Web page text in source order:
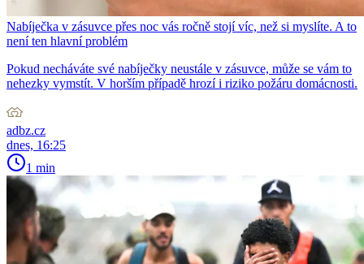
Nabíječka v zásuvce přes noc vás ročně stojí víc, než si myslíte. A to
není ten hlavní problém
Pokud necháváte své nabíječky neustále v zásuvce, může se vám to
nehezky vymstít. V horším případě hrozí i riziko požáru domácnosti.
adbz.cz
dnes, 16:25
1 min